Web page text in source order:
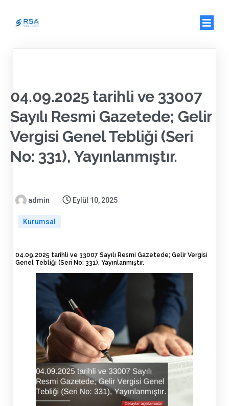
04.09.2025 tarihli ve 33007
Sayılı Resmi Gazetede; Gelir
Vergisi Genel Tebliği (Seri
No: 331), Yayınlanmıştır.
admin Eylül 10, 2025
Kurumsal
04.09.2025 tarihli ve 33007 Sayılı Resmi Gazetede; Gelir Vergisi
Genel Tebliği (Seri No: 331), Yayınlanmıştır.